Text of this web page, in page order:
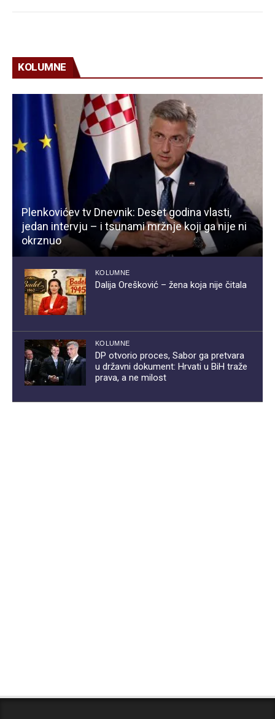
KOLUMNE
Plenkovićev tv Dnevnik: Deset godina vlasti,
jedan intervju – i tsunami mržnje koji ga nije ni
okrznuo
KOLUMNE
Dalija Orešković – žena koja nije čitala
KOLUMNE
DP otvorio proces, Sabor ga pretvara
u državni dokument: Hrvati u BiH traže
prava, a ne milost